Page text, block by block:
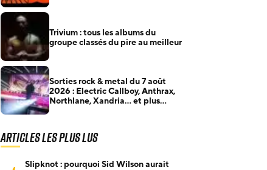
Trivium : tous les albums du
groupe classés du pire au meilleur
Sorties rock & metal du 7 août
2026 : Electric Callboy, Anthrax,
Northlane, Xandria… et plus
Articles les plus lus
Slipknot : pourquoi Sid Wilson aurait